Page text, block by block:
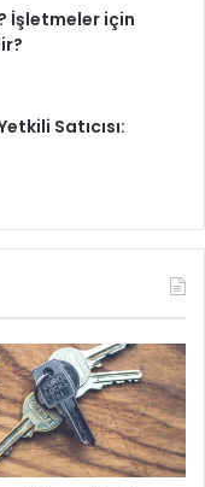
İşletmeler için
Satıcısı: